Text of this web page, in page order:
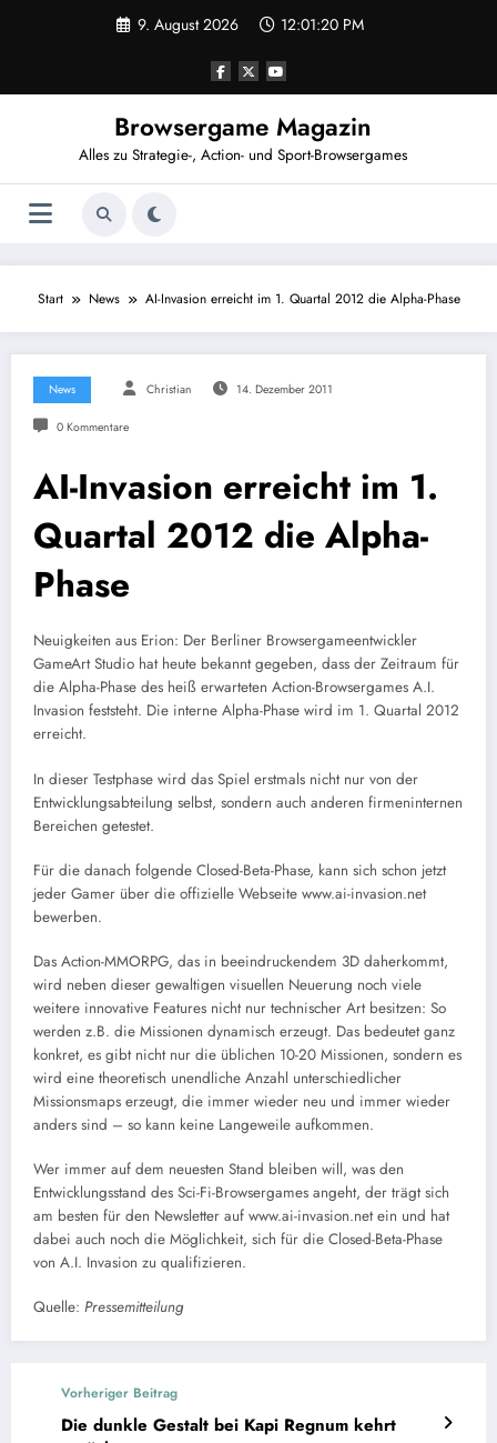
9. August 2026 12:01:20 PM
Browsergame Magazin
Alles zu Strategie-, Action- und Sport-Browsergames
Start News AI-Invasion erreicht im 1. Quartal 2012 die Alpha-Phase
News Christian 14. Dezember 2011
0 Kommentare
AI-Invasion erreicht im 1.
Quartal 2012 die Alpha-
Phase
Neuigkeiten aus Erion: Der Berliner Browsergameentwickler
GameArt Studio hat heute bekannt gegeben, dass der Zeitraum für
die Alpha-Phase des heiß erwarteten Action-Browsergames A.I.
Invasion feststeht. Die interne Alpha-Phase wird im 1. Quartal 2012
erreicht.
In dieser Testphase wird das Spiel erstmals nicht nur von der
Entwicklungsabteilung selbst, sondern auch anderen firmeninternen
Bereichen getestet.
Für die danach folgende Closed-Beta-Phase, kann sich schon jetzt
jeder Gamer über die offizielle Webseite www.ai-invasion.net
bewerben.
Das Action-MMORPG, das in beeindruckendem 3D daherkommt,
wird neben dieser gewaltigen visuellen Neuerung noch viele
weitere innovative Features nicht nur technischer Art besitzen: So
werden z.B. die Missionen dynamisch erzeugt. Das bedeutet ganz
konkret, es gibt nicht nur die üblichen 10-20 Missionen, sondern es
wird eine theoretisch unendliche Anzahl unterschiedlicher
Missionsmaps erzeugt, die immer wieder neu und immer wieder
anders sind – so kann keine Langeweile aufkommen.
Wer immer auf dem neuesten Stand bleiben will, was den
Entwicklungsstand des Sci-Fi-Browsergames angeht, der trägt sich
am besten für den Newsletter auf www.ai-invasion.net ein und hat
dabei auch noch die Möglichkeit, sich für die Closed-Beta-Phase
von A.I. Invasion zu qualifizieren.
Quelle: Pressemitteilung
Vorheriger Beitrag
Die dunkle Gestalt bei Kapi Regnum kehrt